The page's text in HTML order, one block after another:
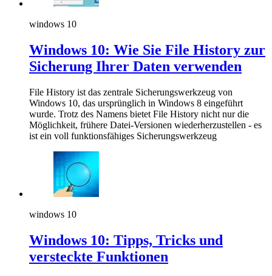
windows 10
Windows 10: Wie Sie File History zur
Sicherung Ihrer Daten verwenden
File History ist das zentrale Sicherungswerkzeug von
Windows 10, das ursprünglich in Windows 8 eingeführt
wurde. Trotz des Namens bietet File History nicht nur die
Möglichkeit, frühere Datei-Versionen wiederherzustellen - es
ist ein voll funktionsfähiges Sicherungswerkzeug
windows 10
Windows 10: Tipps, Tricks und
versteckte Funktionen